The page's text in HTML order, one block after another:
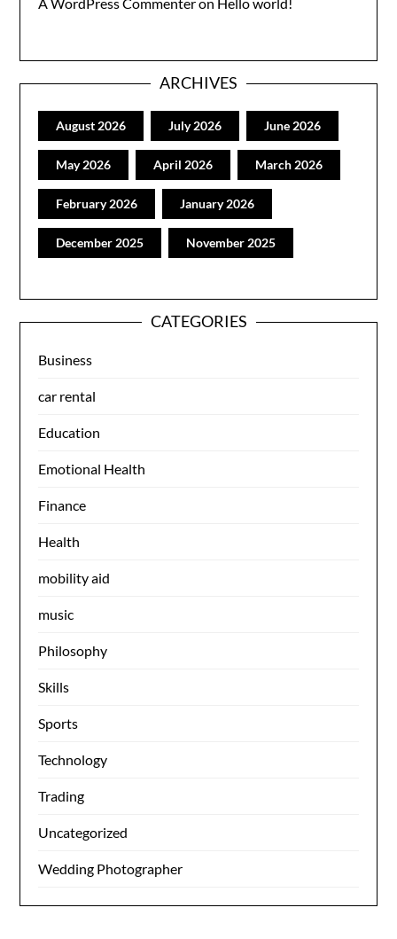
ARCHIVES
August 2026 July 2026 June 2026
May 2026 April 2026 March 2026
February 2026 January 2026
December 2025 November 2025
CATEGORIES
Business
car rental
Education
Emotional Health
Finance
Health
mobility aid
music
Philosophy
Skills
Sports
Technology
Trading
Uncategorized
Wedding Photographer